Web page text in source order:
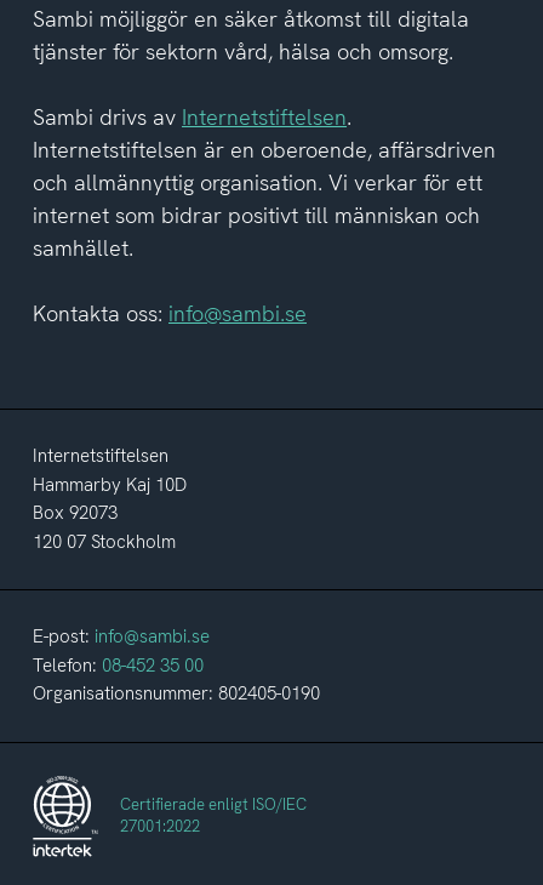
del
av
Sambi möjliggör en säker åtkomst till digitala
tjänster för sektorn vård, hälsa och omsorg.
Sambi drivs av Internetstiftelsen.
Internetstiftelsen är en oberoende, affärsdriven
och allmännyttig organisation. Vi verkar för ett
internet som bidrar positivt till människan och
samhället.
Kontakta oss: info@sambi.se
Internetstiftelsen
Hammarby Kaj 10D
Box 92073
120 07 Stockholm
E-post: info@sambi.se
Telefon: 08-452 35 00
Organisationsnummer: 802405-0190
Certifierade enligt ISO/IEC
27001:2022